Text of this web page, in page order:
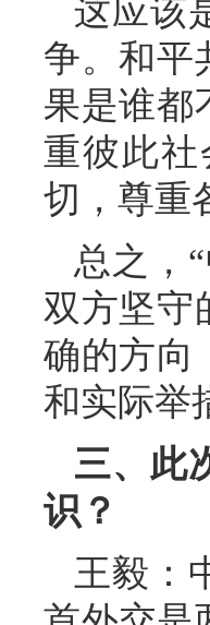
这应该
争。和平
果是谁都
重彼此
切，尊重
总之，
双方坚守
确的方向
和实际举
三、此
识？
王毅：